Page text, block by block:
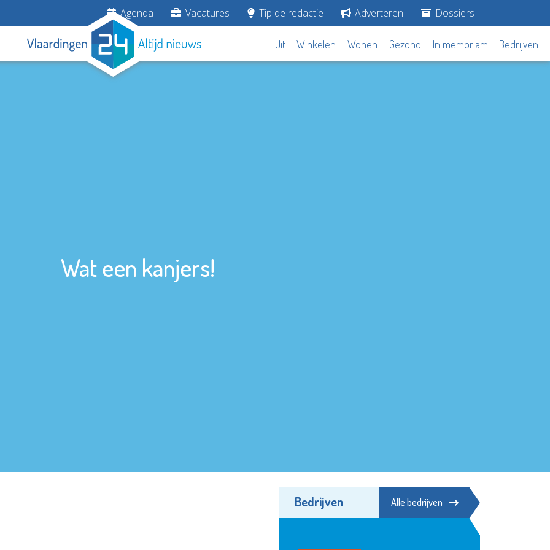
Agenda Vacatures Tip de redactie Adverteren Dossiers
Uit Winkelen Wonen Gezond In memoriam Bedrijven
Wat een kanjers!
Bedrijven Alle bedrijven